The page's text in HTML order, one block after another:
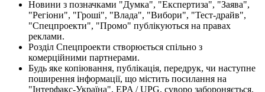
Новини з позначками "Думка", "Експертиза", "Заява",
"Регіони", "Гроші", "Влада", "Вибори", "Тест-драйв",
"Спецпроекти", "Промо" публікуються на правах
реклами.
Розділ Спецпроекти створюється спільно з
комерційними партнерами.
Будь яке копіювання, публікація, передрук, чи наступне
поширення інформації, що містить посилання на
"Інтерфакс-Україна", EPA / UPG, суворо забороняється.